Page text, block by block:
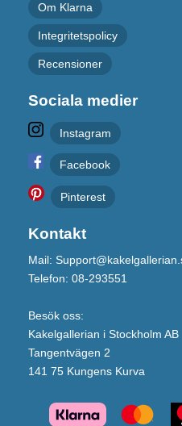
Om Klarna
Integritetspolicy
Recensioner
Sociala medier
Instagram
Facebook
Pinterest
Kontakt
Mail:
Telefon: 08-293551
Besök oss:
Kakelgallerian i Stockholm AB
Tangentvägen 2
141 75 Kungens Kurva